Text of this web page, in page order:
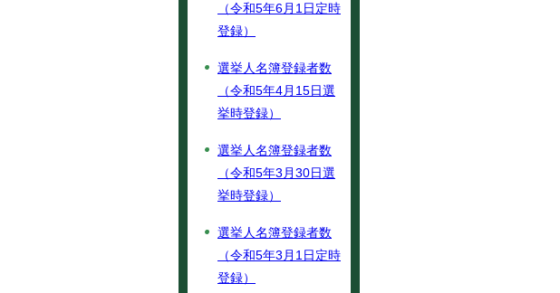
（令和5年6月1日定時
登録）
選挙人名簿登録者数
（令和5年4月15日選
挙時登録）
選挙人名簿登録者数
（令和5年3月30日選
挙時登録）
選挙人名簿登録者数
（令和5年3月1日定時
登録）